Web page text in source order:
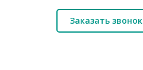
Заказать звонок